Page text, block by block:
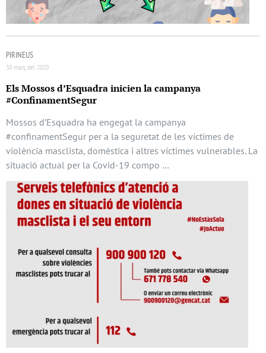
PIRINEUS
30 març del 2020
Els Mossos d’Esquadra inicien la campanya
#ConfinamentSegur
Mossos d’Esquadra ha engegat la campanya
#confinamentSegur per a la seguretat de les víctimes de
violència masclista, domèstica i altres víctimes vulnerables. La
situació actual per la Covid-19 compo …